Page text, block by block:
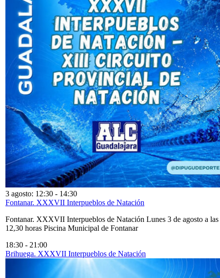
3 agosto: 12:30 - 14:30
Fontanar. XXXVII Interpueblos de Natación
Fontanar. XXXVII Interpueblos de Natación Lunes 3 de agosto a las
12,30 horas Piscina Municipal de Fontanar
18:30 - 21:00
Brihuega. XXXVII Interpueblos de Natación